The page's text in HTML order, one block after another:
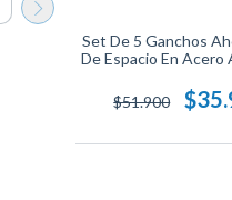
Set De 5 Ganchos
De Espacio En Acero
Maximiza El
Armarios,
Accesorios
$51.900